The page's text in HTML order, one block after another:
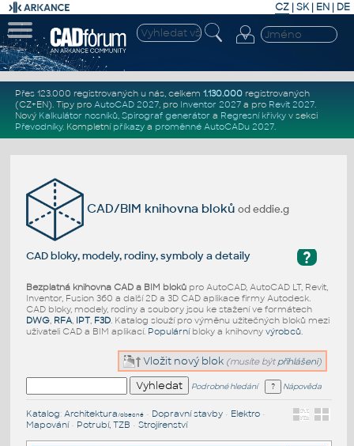
CZ | SK| EN | DE
Přes 123.000 registrovaných u nás, celkem 1.130.000registrovaných
(CZ+EN). Tipy pro AutoCAD 2027, pro Inventor 2027a pro Revit 2027.
Nový Kalkulátor nosníků, Spirograf generátor a Regresní křivkyv sekci
Převodníky. Kompletní příkazya proměnné AutoCADu 2027.
CAD/BIM knihovna blokůod eddie.g
?
CAD bloky, modely, rodiny, symboly a detaily
Bezplatná knihovna CAD a BIM blokůpro AutoCAD, AutoCAD LT, Revit,
Inventor, Fusion 360 a další 2D a 3D CAD aplikace firmy Autodesk.
CAD bloky, modely, rodiny a soubory jsou ke stažení ve formátech
DWG, RFA, IPT, F3D. Katalog slouží pro výměnu užitečných bloků mezi
uživateli CAD a BIM aplikací. Populárníbloky a knihovny výrobců.
Vložit nový blok (musíte být přihlášeni)
Podrobné hledání Nápověda
Katalog: Architektura/obecné• Dopravní stavby• Elektro•
Mapování• Potrubí, TZB • Strojírenství